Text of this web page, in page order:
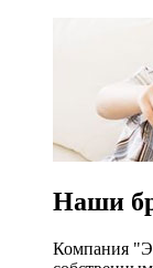
Наши
Компания